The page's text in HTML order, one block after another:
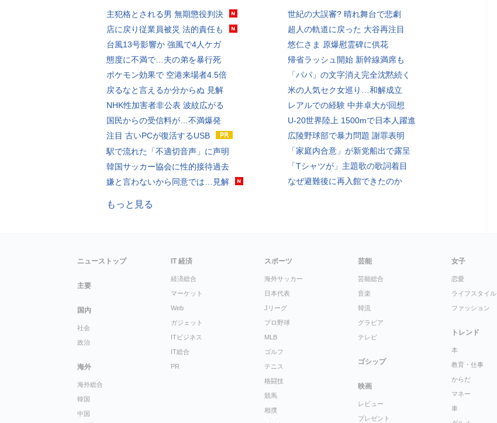
主犯格とされる男 無期懲役判決
店に戻り従業員被災 法的責任も
台風13号影響か 強風で4人ケガ
態度に不満で…夫の弟を暴行死
ポケモン効果で 空港来場者4.5倍
戻るなと言えるか分からぬ 見解
NHK性加害者非公表 波紋広がる
国民からの受信料が…不満爆発
注目 古いPCが復活するUSB
駅で流れた「不適切音声」に声明
韓国サッカー協会に性的接待過去
嫌と言わないから同意では…見解
世紀の大誤審? 晴れ舞台で悲劇
超人の軌道に戻った 大谷再注目
悠仁さま 原爆慰霊碑に供花
帰省ラッシュ開始 新幹線満席も
「パパ」の文字消え完全沈黙続く
米の人気セク女巡り…和解成立
レアルでの経験 中井卓大が回想
U-20世界陸上 1500mで日本人躍進
広陵野球部で暴力問題 謝罪表明
「家庭内合意」が新党船出で露呈
「Tシャツが」主題歌の歌詞着目
なぜ避難後に再入館できたのか
もっと見る
ニューストップ
主要
国内
社会
政治
海外
海外総合
韓国
中国
IT 経済
経済総合
マーケット
Web
ガジェット
ITビジネス
IT総合
PR
スポーツ
海外サッカー
日本代表
Jリーグ
プロ野球
MLB
ゴルフ
テニス
格闘技
競馬
相撲
芸能
芸能総合
音楽
韓流
グラビア
テレビ
ゴシップ
映画
レビュー
プレゼント
女子
恋愛
ライフスタイル
ファッション
トレンド
本
教育・仕事
からだ
マネー
車